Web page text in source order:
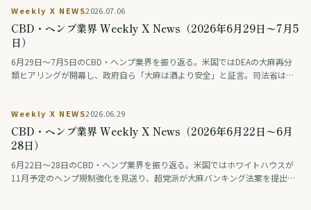
製剤の医師主導治験がAMEDの事業に採択され、医薬品開発が前進した。
Weekly X NEWS2026.07.06
CBD・ヘンプ業界 Weekly X News（2026年6月29日〜7月5
日）
6月29日〜7月5日のCBD・ヘンプ業界を振り返る。米国ではDEAの大麻再分
類ヒアリングが開幕し、政府自ら「大麻は酒より安全」と証言。司法省は反
を最終化へ。日本では薬物有害性ランキングが議論を呼んだ。
Weekly X NEWS2026.06.29
CBD・ヘンプ業界 Weekly X News（2026年6月22日〜6月
28日）
6月22日〜28日のCBD・ヘンプ業界を振り返る。米国ではホワイトハウスが
11月予定のヘンプ規制強化を見送り、超党派が大麻バンキング法案を提出。